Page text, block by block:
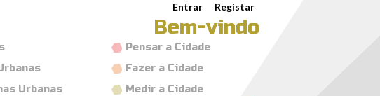
Entrar Registar
Bem-vindo
Pensar a Cidade
Fazer a Cidade
Medir a Cidade
Urbanas